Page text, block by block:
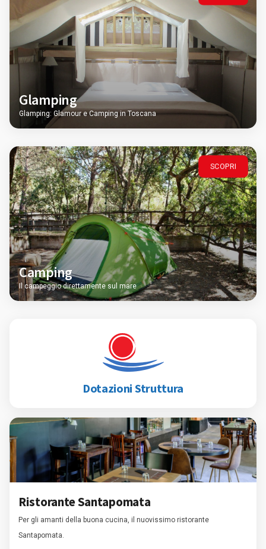
Glamping
Glamping: Glamour e Camping in Toscana
SCOPRI
Camping
Il campeggio direttamente sul mare
Dotazioni Struttura
Ristorante Santapomata
Per gli amanti della buona cucina, il nuovissimo ristorante
Santapomata.